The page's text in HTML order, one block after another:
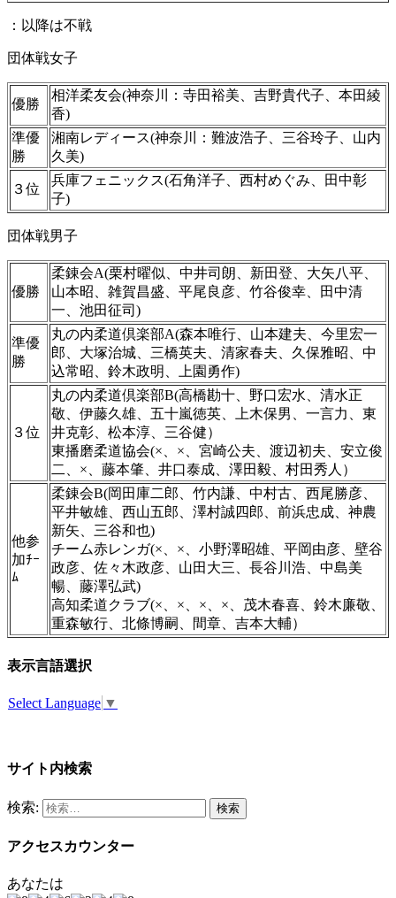
：以降は不戦
団体戦女子
優勝
相洋柔友会(神奈川：寺田裕美、吉野貴代子、本田綾
香)
準優
勝
湘南レディース(神奈川：難波浩子、三谷玲子、山内
久美)
３位
兵庫フェニックス(石角洋子、西村めぐみ、田中彰
子)
団体戦男子
優勝
柔錬会A(栗村曜似、中井司朗、新田登、大矢八平、
山本昭、雑賀昌盛、平尾良彦、竹谷俊幸、田中清
一、池田征司)
準優
勝
丸の内柔道倶楽部A(森本唯行、山本建夫、今里宏一
郎、大塚治城、三橋英夫、清家春夫、久保雅昭、中
込常昭、鈴木政明、上園勇作)
３位
丸の内柔道倶楽部B(高橋勘十、野口宏水、清水正
敬、伊藤久雄、五十嵐徳英、上木保男、一言力、東
井克彰、松本淳、三谷健）
東播磨柔道協会(×、×、宮崎公夫、渡辺初夫、安立俊
二、×、藤本肇、井口泰成、澤田毅、村田秀人）
他参
加ﾁｰ
ﾑ
柔錬会B(岡田庫二郎、竹内謙、中村古、西尾勝彦、
平井敏雄、西山五郎、澤村誠四郎、前浜忠成、神農
新矢、三谷和也)
チーム赤レンガ(×、×、小野澤昭雄、平岡由彦、壁谷
政彦、佐々木政彦、山田大三、長谷川浩、中島美
暢、藤澤弘武)
高知柔道クラブ(×、×、×、×、茂木春喜、鈴木廉敬、
重森敏行、北條博嗣、間章、吉本大輔）
表示言語選択
Select Language ▼
サイト内検索
検索:
アクセスカウンター
あなたは